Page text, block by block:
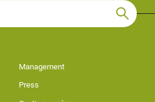
Management
Press